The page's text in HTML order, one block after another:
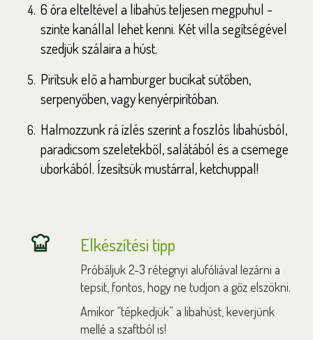
6 óra elteltével a libahús teljesen megpuhul -
szinte kanállal lehet kenni. Két villa segítségével
szedjük szálaira a húst.
Pirítsuk elő a hamburger bucikat sütőben,
serpenyőben, vagy kenyérpirítóban.
Halmozzunk rá ízlés szerint a foszlós libahúsból,
paradicsom szeletekből, salátából és a csemege
uborkából. Ízesítsük mustárral, ketchuppal!
Elkészítési tipp
Próbáljuk 2-3 rétegnyi alufóliával lezárni a
tepsit, fontos, hogy ne tudjon a gőz elszökni.
Amikor “tépkedjük” a libahúst, keverjünk
mellé a szaftból is!